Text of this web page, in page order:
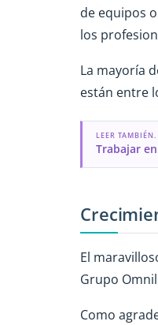
de equipos
los
La mayoría
están entre
LEER TAMBIÉN.
Trabajar
El
Grupo
Como